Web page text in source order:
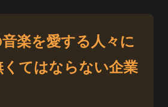
音楽を愛する人々に
くてはならない企業